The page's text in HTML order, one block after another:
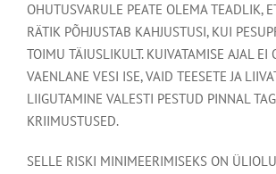
OHUTUSVARULE PEATE OLEMA TEADLIK,
RÄTIK PÕHJUSTAB KAHJUSTUSI, KUI
TOIMU TÄIUSLIKULT. KUIVATAMISE AJAL EI
VAENLANE VESI ISE, VAID TEESETE JA
LIIGUTAMINE VALESTI PESTUD PINNAL
KRIIMUSTUSED.
SELLE RISKI MINIMEERIMISEKS ON